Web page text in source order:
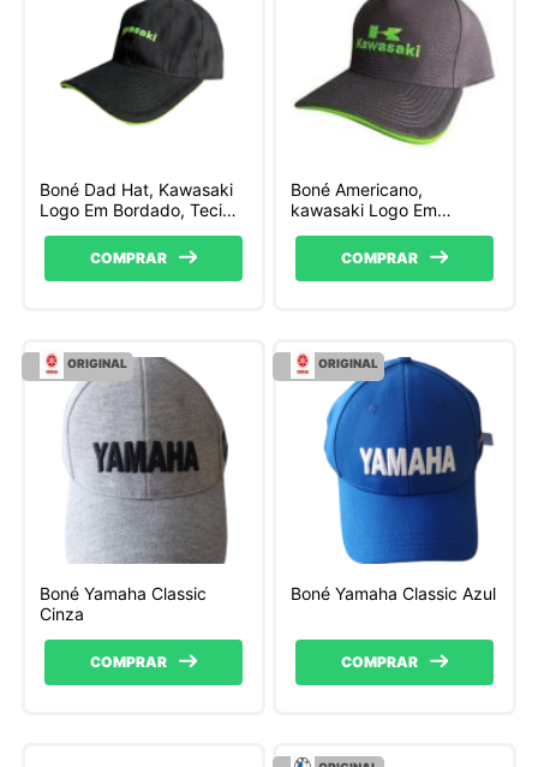
Boné Dad Hat, Kawasaki
Logo Em Bordado, Tecido
COMPRAR
Boné Americano,
kawasaki Logo Em
COMPRAR
ORIGINAL
Boné Yamaha Classic
Cinza
COMPRAR
ORIGINAL
Boné Yamaha Classic Azul
COMPRAR